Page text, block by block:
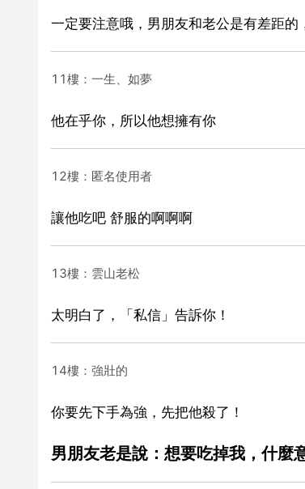
一定要注意哦，男朋友和老公是有差距
11樓：一生、如夢
他在乎你，所以他想擁有你
12樓：匿名使用者
讓他吃吧 舒服的啊啊啊
13樓：雲山老松
太明白了，「私信」告訴你！
14樓：強壯的
你要先下手為強，先把他殺了！
男朋友老是說：想要吃掉我，什麼